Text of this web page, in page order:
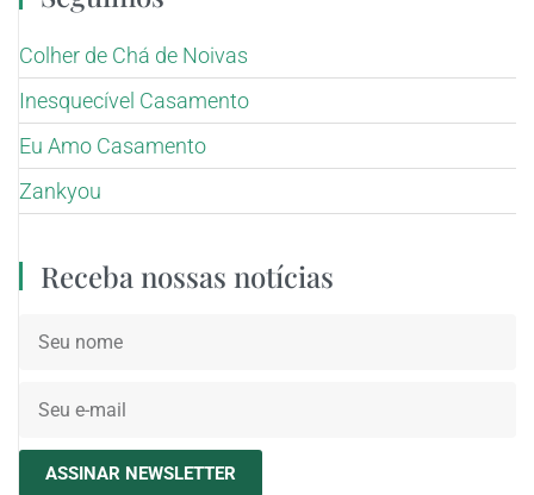
Colher de Chá de Noivas
Inesquecível Casamento
Eu Amo Casamento
Zankyou
Receba nossas notícias
ASSINAR NEWSLETTER